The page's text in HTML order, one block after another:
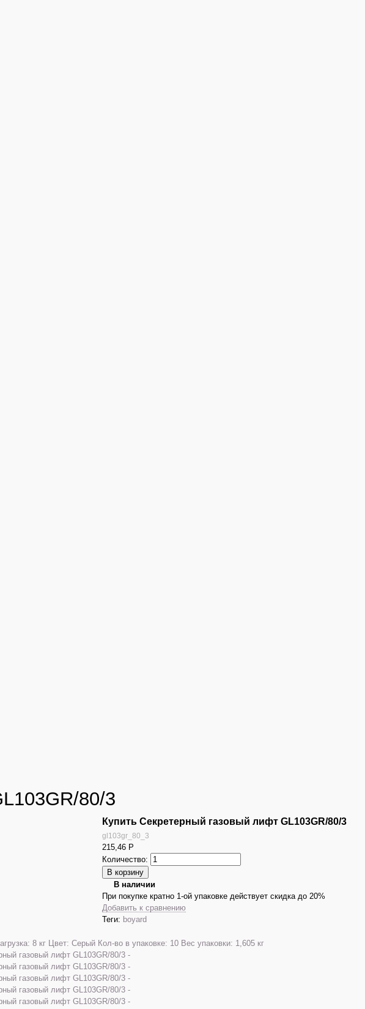
80/3
Купить Секретерный газовый лифт GL103GR/80/3
gl103gr_80_3
215,46 Р
Количество:
В наличии
При покупке кратно 1-ой упаковке действует скидка до 20%
Добавить к сравнению
Теги: boyard